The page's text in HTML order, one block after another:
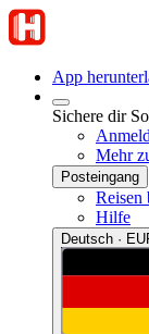
App
Sichere dir
Mehr
Posteingang
Reisen
Hilfe
Deutsch ·